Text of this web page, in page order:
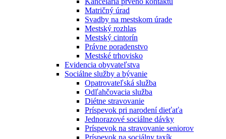
Matričný úrad
Svadby na mestskom úrade
Mestský rozhlas
Mestský cintorín
Právne poradenstvo
Mestské trhovisko
Evidencia obyvateľstva
Sociálne služby a bývanie
Opatrovateľská služba
Odľahčovacia služba
Diétne stravovanie
Príspevok pri narodení dieťaťa
Jednorazové sociálne dávky
Príspevok na stravovanie seniorov
Príspevok na sociálny taxík